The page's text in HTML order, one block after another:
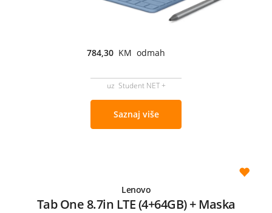
784,30 KM odmah
uz Student NET +
Saznaj više
Lenovo
Tab One 8.7in LTE (4+64GB) + Maska